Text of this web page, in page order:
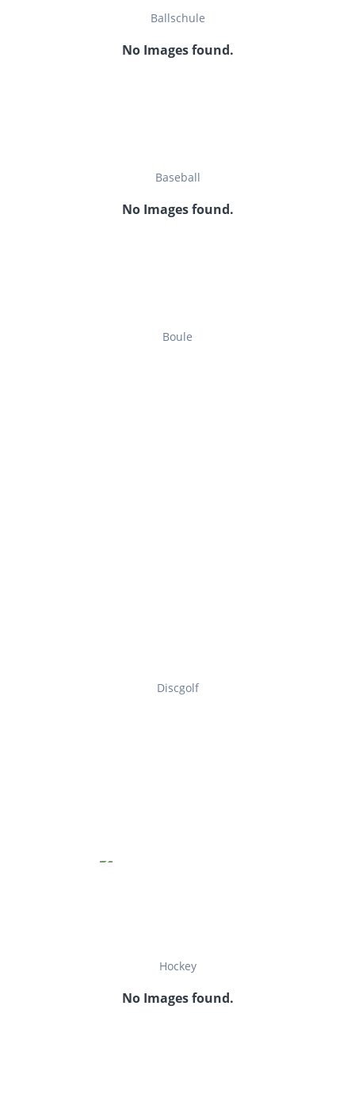
Ballschule
No Images found.
Baseball
No Images found.
Boule
Discgolf
Hockey
No Images found.